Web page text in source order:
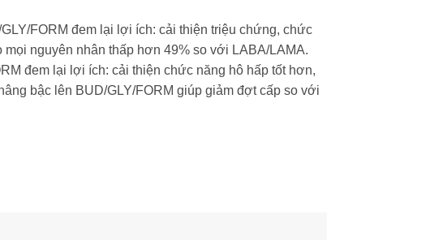
FORM đem lại lợi ích: cải thiện triệu chứng, chức
nguyên nhân thấp hơn 49% so với LABA/LAMA.
đem lại lợi ích: cải thiện chức năng hô hấp tốt hơn,
bậc lên BUD/GLY/FORM giúp giảm đợt cấp so với